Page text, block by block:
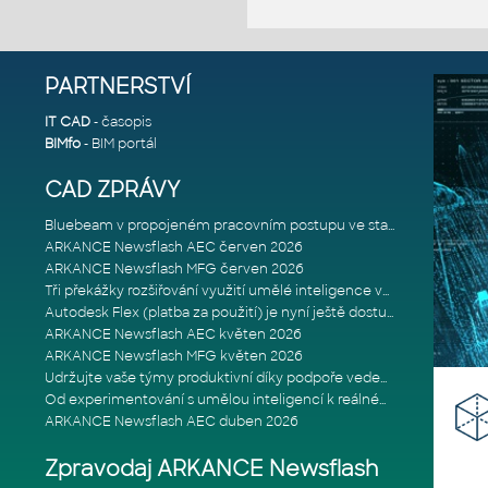
PARTNERSTVÍ
IT CAD- časopis
BIMfo- BIM portál
CAD ZPRÁVY
Bluebeam v propojeném pracovním postupu ve stavebnictví: Proč je int
ARKANCE Newsflash AEC červen 2026
ARKANCE Newsflash MFG červen 2026
Tři překážky rozšiřování využití umělé inteligence ve stavebním prům
Autodesk Flex (platba za použití) je nyní ještě dostupnější
ARKANCE Newsflash AEC květen 2026
ARKANCE Newsflash MFG květen 2026
Udržujte vaše týmy produktivní díky podpoře vedené odborníky
Od experimentování s umělou inteligencí k reálnému dopadu na podniká
ARKANCE Newsflash AEC duben 2026
Zpravodaj ARKANCE Newsflash